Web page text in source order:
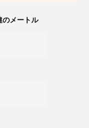
のメートル